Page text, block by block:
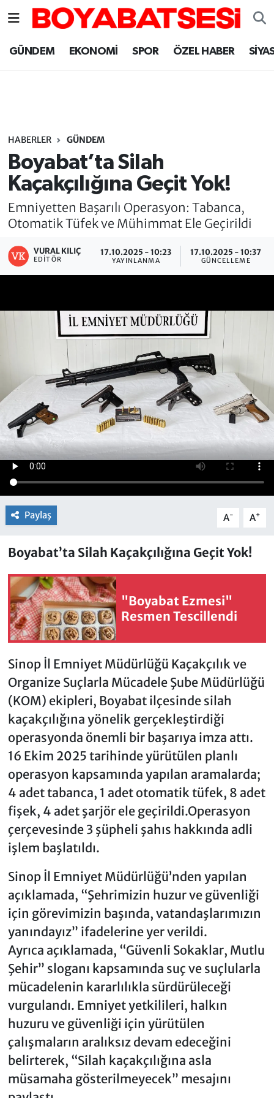
GÜNDEM EKONOMİ SPOR ÖZEL HABER
HABERLER GÜNDEM
Boyabat’ta Silah
Kaçakçılığına Geçit Yok!
Emniyetten Başarılı Operasyon: Tabanca,
Otomatik Tüfek ve Mühimmat Ele Geçirildi
VURAL KILIÇ
EDITÖR
17.10.2025 - 10:23
YAYINLANMA
17.10.2025 - 10:37
GÜNCELLEME
Paylaş A- A+
Boyabat’ta Silah Kaçakçılığına Geçit Yok!
"Boyabat Ezmesi"
Resmen Tescillendi
Sinop İl Emniyet Müdürlüğü Kaçakçılık ve
Organize Suçlarla Mücadele Şube Müdürlüğü
(KOM) ekipleri, Boyabat ilçesinde silah
kaçakçılığına yönelik gerçekleştirdiği
operasyonda önemli bir başarıya imza attı.
16 Ekim 2025 tarihinde yürütülen planlı
operasyon kapsamında yapılan aramalarda;
4 adet tabanca, 1 adet otomatik tüfek, 8 adet
fişek, 4 adet şarjör ele geçirildi.Operasyon
çerçevesinde 3 şüpheli şahıs hakkında adli
işlem başlatıldı.
Sinop İl Emniyet Müdürlüğü’nden yapılan
açıklamada, “Şehrimizin huzur ve güvenliği
için görevimizin başında, vatandaşlarımızın
yanındayız” ifadelerine yer verildi.
Ayrıca açıklamada, “Güvenli Sokaklar, Mutlu
Şehir” sloganı kapsamında suç ve suçlularla
mücadelenin kararlılıkla sürdürüleceği
vurgulandı. Emniyet yetkilileri, halkın
huzuru ve güvenliği için yürütülen
çalışmaların aralıksız devam edeceğini
belirterek, “Silah kaçakçılığına asla
müsamaha gösterilmeyecek” mesajını
Sinop Nöbetçi Eczaneler
Sinop Trafik Yoğunluk Haritası
Süper Lig Puan Durumu ve Fikstür
Tüm Manşetler
Haber Arşivi